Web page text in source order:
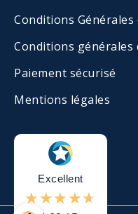
Conditions
Conditions générales
Paiement sécurisé
Mentions légales
Excellent